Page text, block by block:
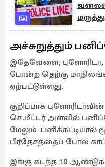
அச்சுறுத்தும்
இதேவேளை, புளோரிடா,
போன்ற தெற்கு
ஏற்பட்டுள்ளது.
குறிப்பாக
செ.மீட்டர் அளவில்
மேலும் பனிக்கட்டியால்
பிரதேசத்தைப் போல
இங்கு கடந்த 10